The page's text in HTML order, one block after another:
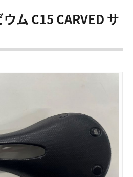
ム C15 CARVED サ